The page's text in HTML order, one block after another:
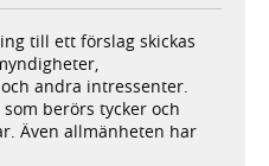
till ett förslag skickas
andra intressenter.
berörs tycker och
Även allmänheten har